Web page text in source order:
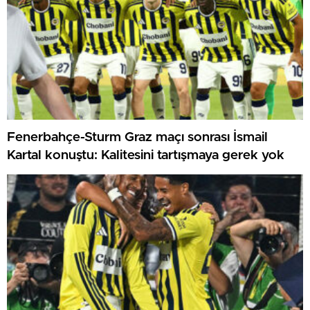
Fenerbahçe-Sturm Graz maçı sonrası İsmail
Kartal konuştu: Kalitesini tartışmaya gerek yok